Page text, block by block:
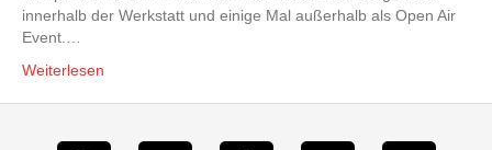
innerhalb der Werkstatt und einige Mal außerhalb als Open Air
Event.…
Weiterlesen